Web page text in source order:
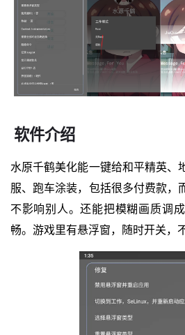
软件介绍
水原千鹤美化能一键给和平精英、
服、跑车涂装，包括很多付费款，
不影响别人。还能把模糊画质调
畅。游戏里有悬浮窗，随时开关，